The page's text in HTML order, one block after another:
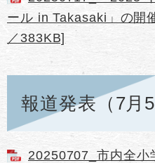
ール in Takasaki」の開
／383KB]
報道発表（7月
20250707_市内全小